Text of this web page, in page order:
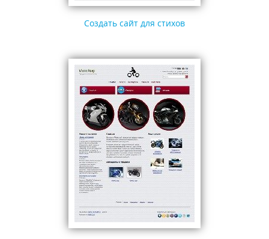
Создать сайт для стихов